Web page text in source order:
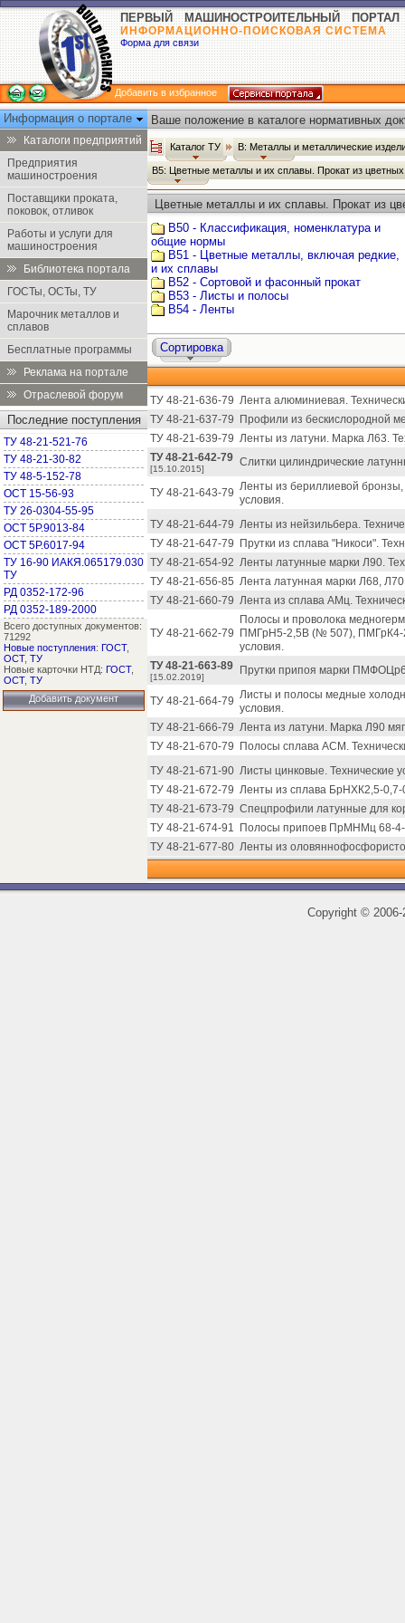
ПЕРВЫЙ МАШИНОСТРОИТЕЛЬНЫЙ ПОРТАЛ
ИНФОРМАЦИОННО-ПОИСКОВАЯ СИСТЕМА
Форма для связи
Добавить в избранное
Информация о портале
Каталоги предприятий
Предприятия
машиностроения
Поставщики проката,
поковок, отливок
Работы и услуги для
машиностроения
Библиотека портала
ГОСТы, ОСТы, ТУ
Марочник металлов и
сплавов
Бесплатные программы
Реклама на портале
Отраслевой форум
Последние поступления
ТУ 48-21-521-76
ТУ 48-21-30-82
ТУ 48-5-152-78
ОСТ 15-56-93
ТУ 26-0304-55-95
ОСТ 5Р.9013-84
ОСТ 5Р.6017-94
ТУ 16-90 ИАКЯ.065179.030
ТУ
РД 0352-172-96
РД 0352-189-2000
Всего доступных документов:
71292
Новые поступления: ГОСТ,
ОСТ, ТУ
Новые карточки НТД: ГОСТ,
ОСТ, ТУ
Добавить документ
Ваше положение в каталоге нормативных
Каталог ТУ В: Металлы и металлические
В5: Цветные металлы и их сплавы. Прокат из
Цветные металлы и их сплавы. Прокат из
В50 - Классификация, номенклатура и
общие нормы
В51 - Цветные металлы, включая редкие,
и их сплавы
В52 - Сортовой и фасонный прокат
В53 - Листы и полосы
В54 - Ленты
Сортировка
ТУ 48-21-636-79 Лента алюминиевая.
ТУ 48-21-637-79
Профили из бескислородной
ТУ 48-21-639-79 Ленты из латуни. Марка Л63.
ТУ 48-21-642-79
[15.10.2015]
Слитки цилиндрические
ТУ 48-21-643-79 Ленты из бериллиевой бронзы,
условия.
ТУ 48-21-644-79 Ленты из нейзильбера.
ТУ 48-21-647-79
Прутки из сплава "Никоси".
ТУ 48-21-654-92 Ленты латунные марки Л90.
ТУ 48-21-656-85 Лента латунная марки Л68,
ТУ 48-21-660-79 Лента из сплава АМц.
ТУ 48-21-662-79
Полосы и проволока
ПМГрН5-2,5В (№ 507), ПМГрК4-
условия.
ТУ 48-21-663-89
[15.02.2019]
Прутки припоя марки
ТУ 48-21-664-79 Листы и полосы медные
условия.
ТУ 48-21-666-79 Лента из латуни. Марка Л90
ТУ 48-21-670-79
Полосы сплава АСМ.
ТУ 48-21-671-90 Листы цинковые. Технические
ТУ 48-21-672-79 Ленты из сплава БрНХК2,5-0,7-
ТУ 48-21-673-79 Спецпрофили латунные для
ТУ 48-21-674-91
Полосы припоев ПрМНМц 68-4-
ТУ 48-21-677-80 Ленты из
Copyright ©